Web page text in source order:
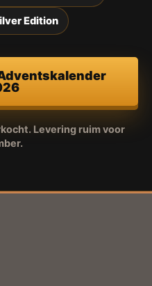
Edition
Levering ruim voor